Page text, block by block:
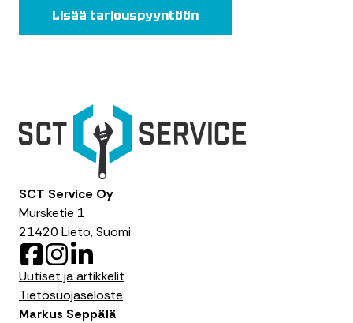
Lisää tarjouspyyntöön
SCT Service Oy
Mursketie 1
21420 Lieto, Suomi
F
a
e
n
s
t
i
n
k
Uutiset ja artikkelit
Tietosuojaseloste
Markus Seppälä